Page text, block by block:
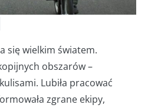
się wielkim światem.
obszarów –
Lubiła pracować
zgrane ekipy,